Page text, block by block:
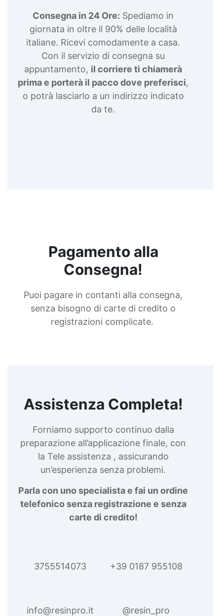
Consegna in 24 Ore: Spediamo in
giornata in oltre il 90% delle località
italiane. Ricevi comodamente a casa.
Con il servizio di consegna su
appuntamento, il corriere ti chiamerà
prima e porterà il pacco dove preferisci,
o potrà lasciarlo a un indirizzo indicato
da te.
Pagamento alla
Consegna!
Puoi pagare in contanti alla consegna,
senza bisogno di carte di credito o
registrazioni complicate.
Assistenza Completa!
Forniamo supporto continuo dalla
preparazione all’applicazione finale, con
la Tele assistenza , assicurando
un’esperienza senza problemi.
Parla con uno specialista e fai un ordine
telefonico senza registrazione e senza
carte di credito!
3755514073 +39 0187 955108
info@resinpro.it @resin_pro